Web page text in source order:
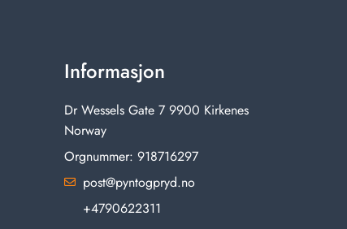
Informasjon
Dr Wessels Gate 7 9900 Kirkenes
Norway
Orgnummer: 918716297
post@pyntogpryd.no
+4790622311